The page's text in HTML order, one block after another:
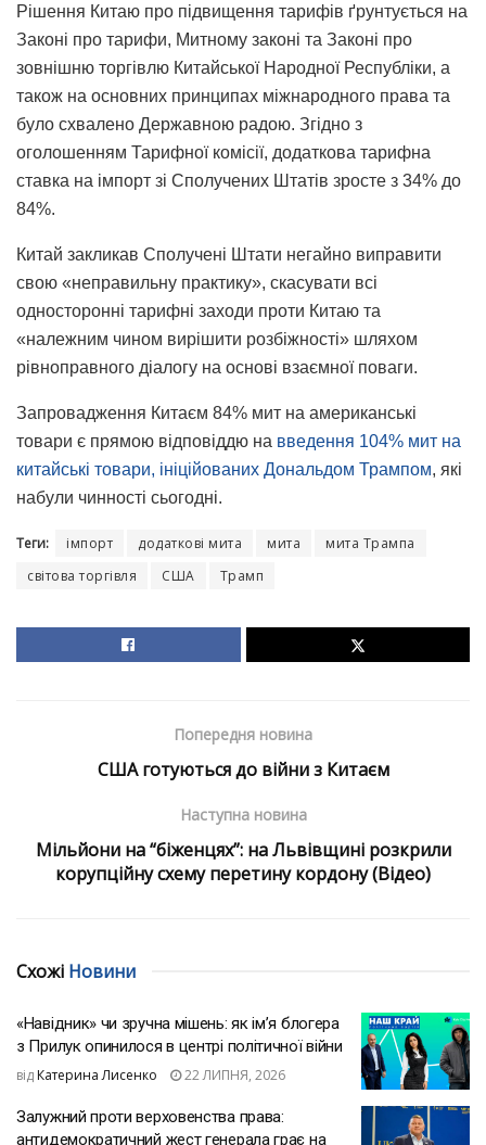
Рішення Китаю про підвищення тарифів ґрунтується на
Законі про тарифи, Митному законі та Законі про
зовнішню торгівлю Китайської Народної Республіки, а
також на основних принципах міжнародного права та
було схвалено Державною радою. Згідно з
оголошенням Тарифної комісії, додаткова тарифна
ставка на імпорт зі Сполучених Штатів зросте з 34% до
84%.
Китай закликав Сполучені Штати негайно виправити
свою «неправильну практику», скасувати всі
односторонні тарифні заходи проти Китаю та
«належним чином вирішити розбіжності» шляхом
рівноправного діалогу на основі взаємної поваги.
Запровадження Китаєм 84% мит на американські
товари є прямою відповіддю на введення 104% мит на
китайські товари, ініційованих Дональдом Трампом, які
набули чинності сьогодні.
Теги: імпорт додаткові мита мита
мита Трампа
світова торгівля
США Трамп
Попередня новина
США готуються до війни з Китаєм
Наступна новина
Мільйони на “біженцях”: на Львівщині розкрили
корупційну схему перетину кордону (Відео)
Схожі Новини
«Навідник» чи зручна мішень: як ім’я блогера
з Прилук опинилося в центрі політичної війни
від Катерина Лисенко 22 ЛИПНЯ, 2026
Залужний проти верховенства права:
антидемократичний жест генерала грає на